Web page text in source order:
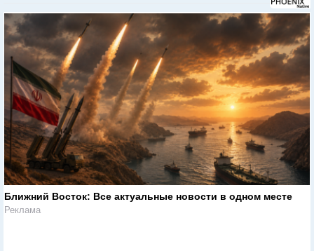
Ближний Восток: Все актуальные новости в одном месте
Реклама